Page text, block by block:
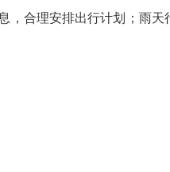
合理安排出行计划；雨